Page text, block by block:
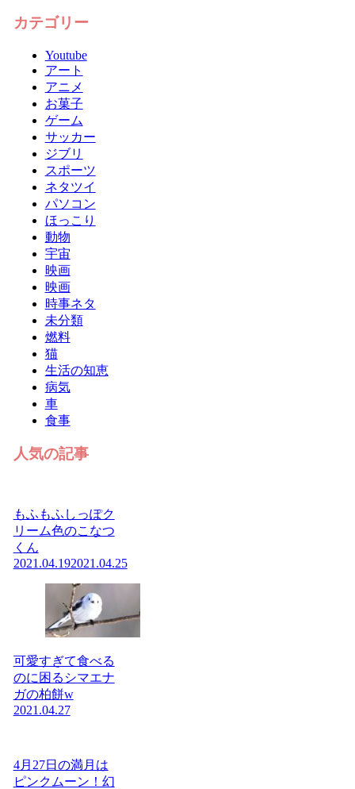
カテゴリー
Youtube
アート
アニメ
お菓子
ゲーム
サッカー
ジブリ
スポーツ
ネタツイ
パソコン
ほっこり
動物
宇宙
映画
映画
時事ネタ
未分類
燃料
猫
生活の知恵
病気
車
食事
人気の記事
もふもふしっぽク
リーム色のこなつ
くん
2021.04.192021.04.25
可愛すぎて食べる
のに困るシマエナ
ガの柏餅w
2021.04.27
4月27日の満月は
ピンクムーン！幻